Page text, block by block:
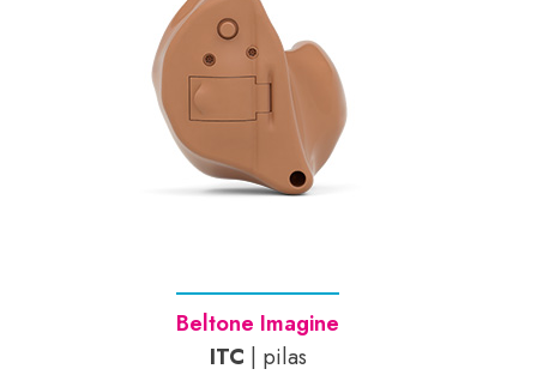
Beltone Imagine
ITC | pilas